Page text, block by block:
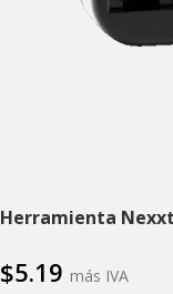
Herramienta
$5.19 más IVA